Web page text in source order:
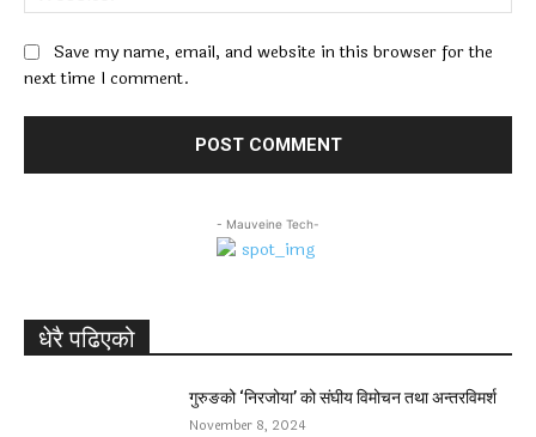
Save my name, email, and website in this browser for the
next time I comment.
- Mauveine Tech-
धेरै पढिएको
गुरुङको ‘निरजोया’ को संघीय विमोचन तथा अन्तरविमर्श
November 8, 2024